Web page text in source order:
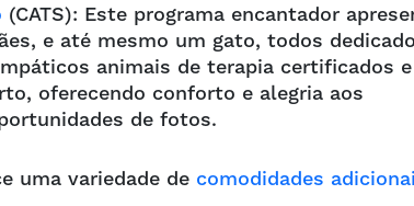
(CATS): Este programa encantador
e até mesmo um gato, todos
animais de terapia certificados e
oferecendo conforto e alegria aos
de fotos.
uma variedade de comodidades